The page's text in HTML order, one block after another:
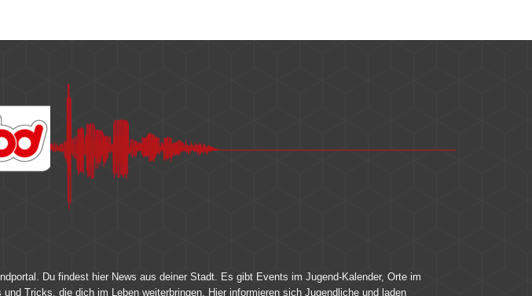
Du findest hier News aus deiner Stadt. Es gibt Events im Jugend-Kalender, Orte im
Tricks, die dich im Leben weiterbringen. Hier informieren sich Jugendliche und laden